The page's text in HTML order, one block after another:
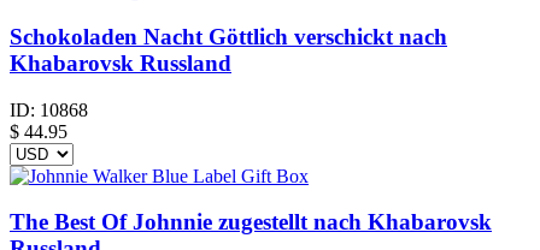
Schokoladen Nacht Göttlich verschickt nach
Khabarovsk Russland
ID: 10868
$ 44.95
The Best Of Johnnie zugestellt nach Khabarovsk